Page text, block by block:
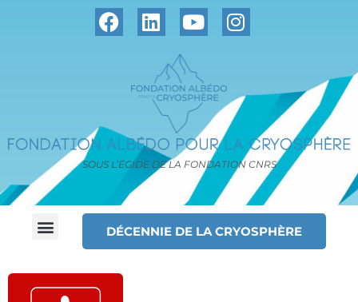
SOUS L’ÉGIDE DE LA FONDATION CNRS
DÉCENNIE DE LA CRYOSPHÈRE